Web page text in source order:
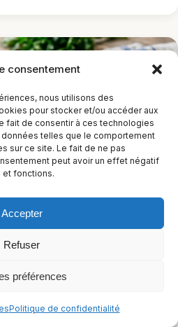
consentement
nous utilisons des
pour stocker et/ou accéder aux
fait de consentir à ces technologies
telles que le comportement
sur ce site. Le fait de ne pas
peut avoir un effet négatif
et fonctions.
Accepter
Refuser
préférences
Politique de confidentialité
sans gluten
+11